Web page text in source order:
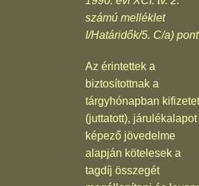
számú melléklet
I/Határidők/5. C/a) pont
Az érintettek a
biztosítottnak a
tárgyhónapban
(juttatott), járulékalapot
képező jövedelme
alapján kötelesek a
tagdíj összegét